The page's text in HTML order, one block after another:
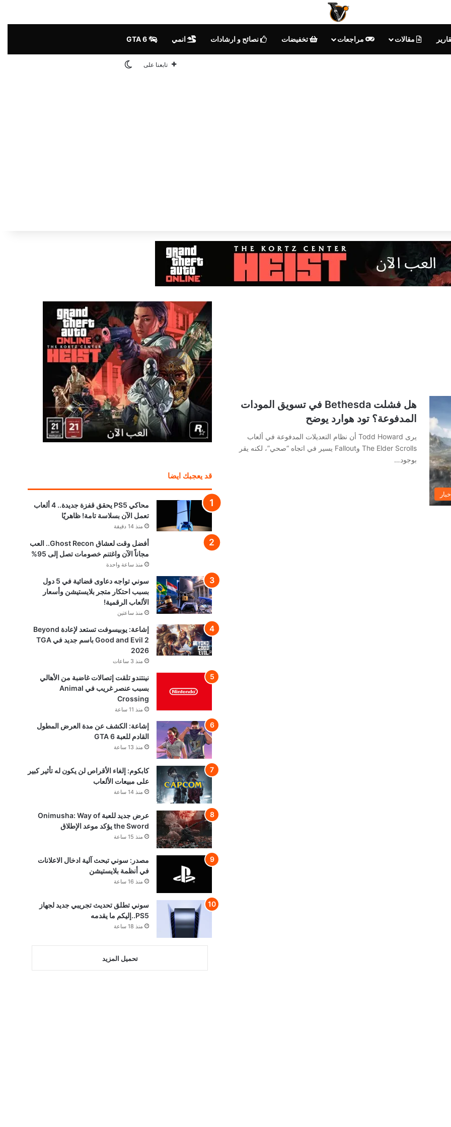
مقالات مراجعات تخفيضات نصائح و ارشادات انمي
تابعنا على الوضع المظلم
هل فشلت Bethesda في تسويق المودات
المدفوعة؟ تود هوارد يوضح
يرى Todd Howard أن نظام التعديلات المدفوعة في ألعاب
The Elder Scrolls وFallout يسير في اتجاه “صحي”، لكنه يقر
بوجود…
قد يعجبك ايضا
محاكي PS5 يحقق قفزة جديدة.. 4 ألعاب
تعمل الآن بسلاسة تامة! ظاهريًا
منذ 14 دقيقة
أفضل وقت لعشاق Ghost Recon.. العب
مجاناً الآن واغتنم خصومات تصل إلى 95%
منذ ساعة واحدة
سوني تواجه دعاوى قضائية في 5 دول
بسبب احتكار متجر بلايستيشن وأسعار
الألعاب الرقمية!
منذ ساعتين
إشاعة: يوبيسوفت تستعد لإعادة Beyond
Good and Evil 2 باسم جديد في TGA
2026
منذ 3 ساعات
نينتندو تلقت إتصالات غاضبة من الأهالي
بسبب عنصر غريب في Animal
Crossing
منذ 11 ساعة
إشاعة: الكشف عن مدة العرض المطول
القادم للعبة GTA 6
منذ 13 ساعة
كابكوم: إلغاء الأقراص لن يكون له تأثير كبير
على مبيعات الألعاب
منذ 14 ساعة
عرض جديد للعبة Onimusha: Way of
the Sword يؤكد موعد الإطلاق
منذ 15 ساعة
مصدر: سوني تبحث آلية ادخال الاعلانات
في أنظمة بلايستيشن
منذ 16 ساعة
سوني تطلق تحديث تجريبي جديد لجهاز
PS5..إليكم ما يقدمه
منذ 18 ساعة
تحميل المزيد